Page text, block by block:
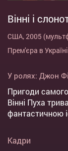
Вінні і
США, 2005
Прем'єра в
У ролях: Джон
Пригоди
Вінні Пуха
фантастичною
Кадри